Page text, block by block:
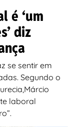
é ‘um
diz
se sentir em
Segundo o
laboral